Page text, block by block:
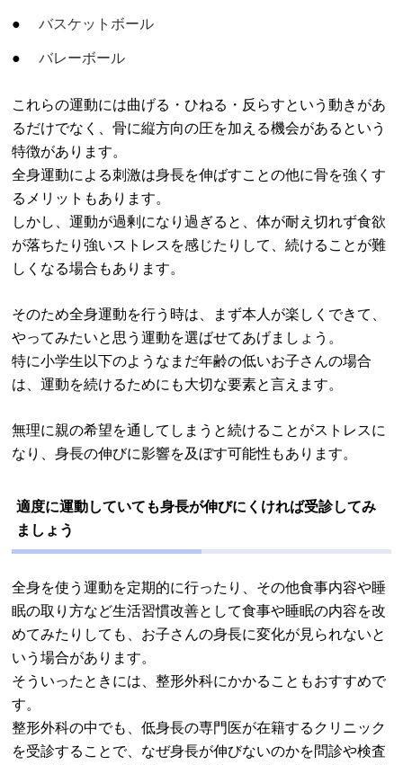
バスケットボール
バレーボール
これらの運動には曲げる・ひねる・反らすという動きがあ
るだけでなく、骨に縦方向の圧を加える機会があるという
特徴があります。
全身運動による刺激は身長を伸ばすことの他に骨を強くす
るメリットもあります。
しかし、運動が過剰になり過ぎると、体が耐え切れず食欲
が落ちたり強いストレスを感じたりして、続けることが難
しくなる場合もあります。
そのため全身運動を行う時は、まず本人が楽しくできて、
やってみたいと思う運動を選ばせてあげましょう。
特に小学生以下のようなまだ年齢の低いお子さんの場合
は、運動を続けるためにも大切な要素と言えます。
無理に親の希望を通してしまうと続けることがストレスに
なり、身長の伸びに影響を及ぼす可能性もあります。
適度に運動していても身長が伸びにくければ受診してみ
ましょう
全身を使う運動を定期的に行ったり、その他食事内容や睡
眠の取り方など生活習慣改善として食事や睡眠の内容を改
めてみたりしても、お子さんの身長に変化が見られないと
いう場合があります。
そういったときには、整形外科にかかることもおすすめで
す。
整形外科の中でも、低身長の専門医が在籍するクリニック
を受診することで、なぜ身長が伸びないのかを問診や検査